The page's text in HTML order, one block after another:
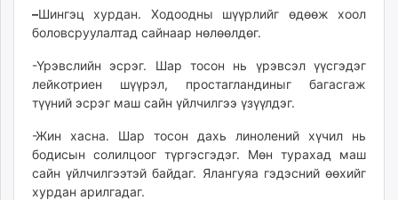
itoim.mn
tumen.mn
times.mn
tvmongolia.mn
unegui.mn
assa.mn
toim.mn
–Шингэц хурдан. Ходоодны шүүрлийг өдөөж хоол
боловсруулалтад сайнаар нөлөөлдөг.
-Үрэвслийн эсрэг. Шар тосон нь үрэвсэл үүсгэдэг
лейкотриен шүүрэл, простагландиныг багасгаж
түүний эсрэг маш сайн үйлчилгээ үзүүлдэг.
-Жин хасна. Шар тосон дахь линолений хүчил нь
бодисын солилцоог түргэсгэдэг. Мөн турахад маш
сайн үйлчилгээтэй байдаг. Ялангуяа гэдэсний өөхийг
хурдан арилгадаг.